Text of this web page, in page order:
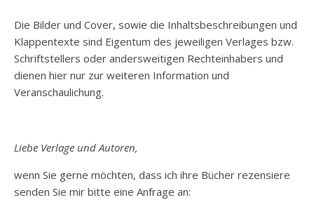
Die Bilder und Cover, sowie die Inhaltsbeschreibungen und
Klappentexte sind Eigentum des jeweiligen Verlages bzw.
Schriftstellers oder andersweitigen Rechteinhabers und
dienen hier nur zur weiteren Information und
Veranschaulichung.
Liebe Verlage und Autoren,
wenn Sie gerne möchten, dass ich ihre Bücher rezensiere
senden Sie mir bitte eine Anfrage an: